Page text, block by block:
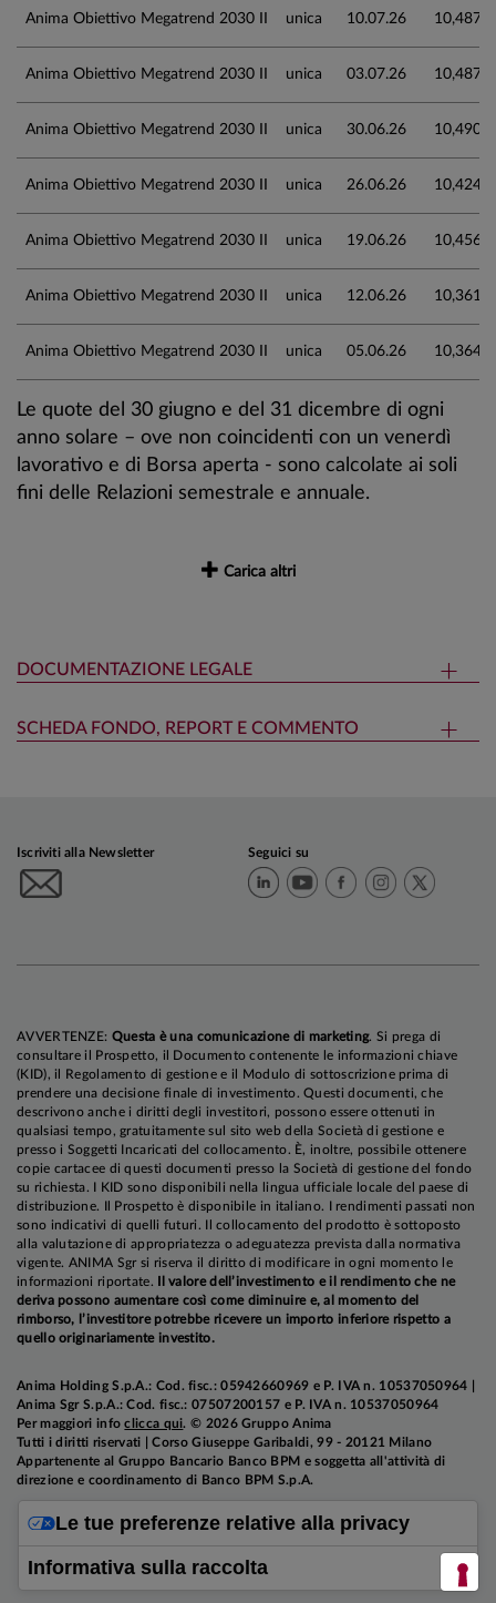
Anima Obiettivo Megatrend 2030 II unica 10.07.26 10,487
Anima Obiettivo Megatrend 2030 II unica 03.07.26 10,487
Anima Obiettivo Megatrend 2030 II unica 30.06.26 10,490
Anima Obiettivo Megatrend 2030 II unica 26.06.26 10,424
Anima Obiettivo Megatrend 2030 II unica 19.06.26 10,456
Anima Obiettivo Megatrend 2030 II unica 12.06.26 10,361
Anima Obiettivo Megatrend 2030 II unica 05.06.26 10,364
Le quote del 30 giugno e del 31 dicembre di ogni
anno solare – ove non coincidenti con un venerdì
lavorativo e di Borsa aperta - sono calcolate ai soli
fini delle Relazioni semestrale e annuale.
Carica altri
DOCUMENTAZIONE LEGALE
SCHEDA FONDO, REPORT E COMMENTO
Iscriviti alla Newsletter Seguici su
AVVERTENZE: Questa è una comunicazione di marketing. Si prega di
consultare il Prospetto, il Documento contenente le informazioni chiave
(KID), il Regolamento di gestione e il Modulo di sottoscrizione prima di
prendere una decisione finale di investimento. Questi documenti, che
descrivono anche i diritti degli investitori, possono essere ottenuti in
qualsiasi tempo, gratuitamente sul sito web della Società di gestione e
presso i Soggetti Incaricati del collocamento. È, inoltre, possibile ottenere
copie cartacee di questi documenti presso la Società di gestione del fondo
su richiesta. I KID sono disponibili nella lingua ufficiale locale del paese di
distribuzione. Il Prospetto è disponibile in italiano. I rendimenti passati non
sono indicativi di quelli futuri. Il collocamento del prodotto è sottoposto
alla valutazione di appropriatezza o adeguatezza prevista dalla normativa
vigente. ANIMA Sgr si riserva il diritto di modificare in ogni momento le
informazioni riportate.
Il valore dell’investimento e il rendimento che ne
deriva possono aumentare così come diminuire e, al momento del
rimborso, l’investitore potrebbe ricevere un importo inferiore rispetto a
quello originariamente investito.
Anima Holding S.p.A.: Cod. fisc.: 05942660969 e P. IVA n. 10537050964 |
Anima Sgr S.p.A.: Cod. fisc.: 07507200157 e P. IVA n. 10537050964
Per maggiori infoclicca qui. © 2026 Gruppo Anima
Tutti i diritti riservati | Corso Giuseppe Garibaldi, 99 - 20121 Milano
Appartenente al Gruppo Bancario Banco BPM e soggetta all'attività di
direzione e coordinamento di Banco BPM S.p.A.
Le tue preferenze relative alla privacy
Informativa sulla raccolta